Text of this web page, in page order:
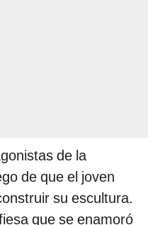
de la
de que el joven
su escultura.
que se enamoró